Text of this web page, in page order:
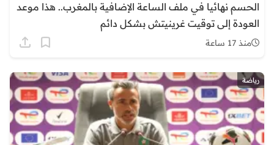
الحسم نهائيا في ملف الساعة الإضافية بالمغرب.. هذا موعد
العودة إلى توقيت غرينيتش بشكل دائم
منذ 17 ساعة
رياضة